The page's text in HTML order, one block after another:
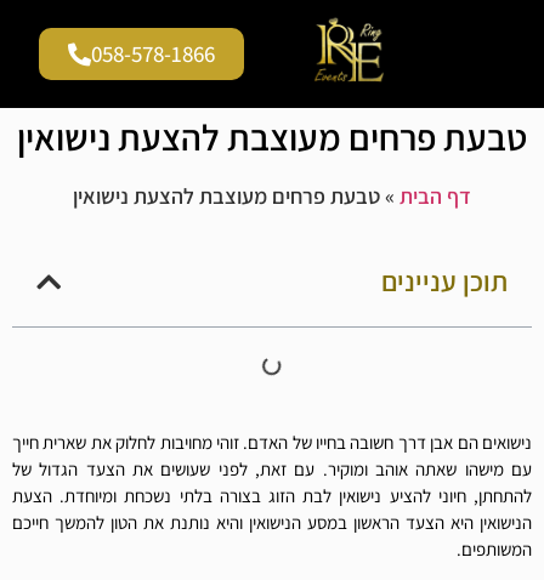
058-578-1866
טבעת פרחים מעוצבת להצעת נישואין
דף הבית »טבעת פרחים מעוצבת להצעת נישואין
תוכן עניינים
נישואים הם אבן דרך חשובה בחייו של האדם. זוהי מחויבות לחלוק את שארית חייך
עם מישהו שאתה אוהב ומוקיר. עם זאת, לפני שעושים את הצעד הגדול של
להתחתן, חיוני להציע נישואין לבת הזוג בצורה בלתי נשכחת ומיוחדת. הצעת
הנישואין היא הצעד הראשון במסע הנישואין והיא נותנת את הטון להמשך חייכם
המשותפים.